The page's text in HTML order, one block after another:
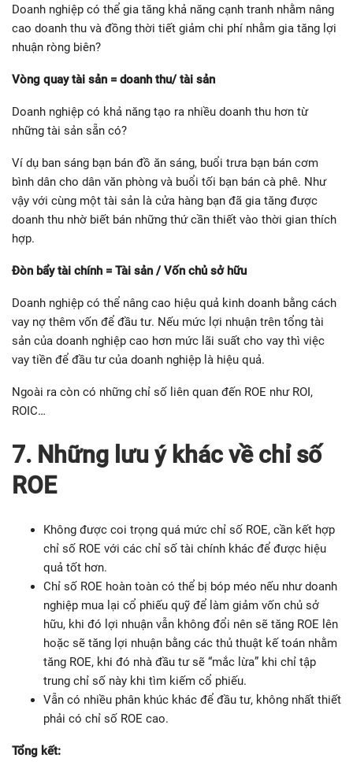
Doanh nghiệp có thể gia tăng khả năng cạnh tranh nhằm nâng
cao doanh thu và đồng thời tiết giảm chi phí nhằm gia tăng lợi
nhuận ròng biên?
Vòng quay tài sản = doanh thu/ tài sản
Doanh nghiệp có khả năng tạo ra nhiều doanh thu hơn từ
những tài sản sẵn có?
Ví dụ ban sáng bạn bán đồ ăn sáng, buổi trưa bạn bán cơm
bình dân cho dân văn phòng và buổi tối bạn bán cà phê. Như
vậy với cùng một tài sản là cửa hàng bạn đã gia tăng được
doanh thu nhờ biết bán những thứ cần thiết vào thời gian thích
hợp.
Đòn bẩy tài chính = Tài sản / Vốn chủ sở hữu
Doanh nghiệp có thể nâng cao hiệu quả kinh doanh bằng cách
vay nợ thêm vốn để đầu tư. Nếu mức lợi nhuận trên tổng tài
sản của doanh nghiệp cao hơn mức lãi suất cho vay thì việc
vay tiền để đầu tư của doanh nghiệp là hiệu quả.
Ngoài ra còn có những chỉ số liên quan đến ROE như ROI,
ROIC…
7. Những lưu ý khác về chỉ số
ROE
Không được coi trọng quá mức chỉ số ROE, cần kết hợp
chỉ số ROE với các chỉ số tài chính khác để được hiệu
quả tốt hơn.
Chỉ số ROE hoàn toàn có thể bị bóp méo nếu như doanh
nghiệp mua lại cổ phiếu quỹ để làm giảm vốn chủ sở
hữu, khi đó lợi nhuận vẫn không đổi nên sẽ tăng ROE lên
hoặc sẽ tăng lợi nhuận bằng các thủ thuật kế toán nhằm
tăng ROE, khi đó nhà đầu tư sẽ “mắc lừa” khi chỉ tập
trung chỉ số này khi tìm kiếm cổ phiếu.
Vẫn có nhiều phân khúc khác để đầu tư, không nhất thiết
phải có chỉ số ROE cao.
Tổng kết: